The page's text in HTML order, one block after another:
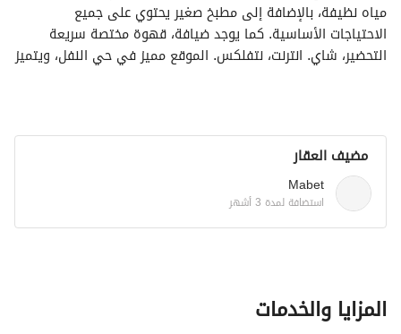
ميترو بالسيارة 14د عن الحي المالي و 12د عن المدينة الرقمية و
ومرتب.
مضيف العقار
Mabet
استضافة لمدة 3 أشهر
المزايا والخدمات